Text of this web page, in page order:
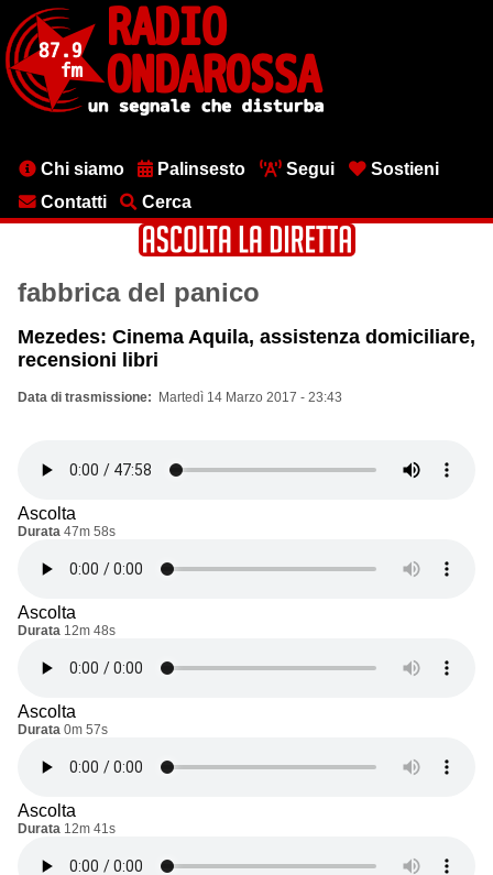
contenuto
principale
MenuChi siamo Palinsesto Segui
Sostieni
Contatti
Cerca
fabbrica del panico
Mezedes: Cinema Aquila, assistenza domiciliare,
recensioni libri
Data di trasmissione Martedì 14 Marzo 2017 - 23:43
Ascolta
Durata 47m 58s
Ascolta
Durata 12m 48s
Ascolta
Durata 0m 57s
Ascolta
Durata 12m 41s